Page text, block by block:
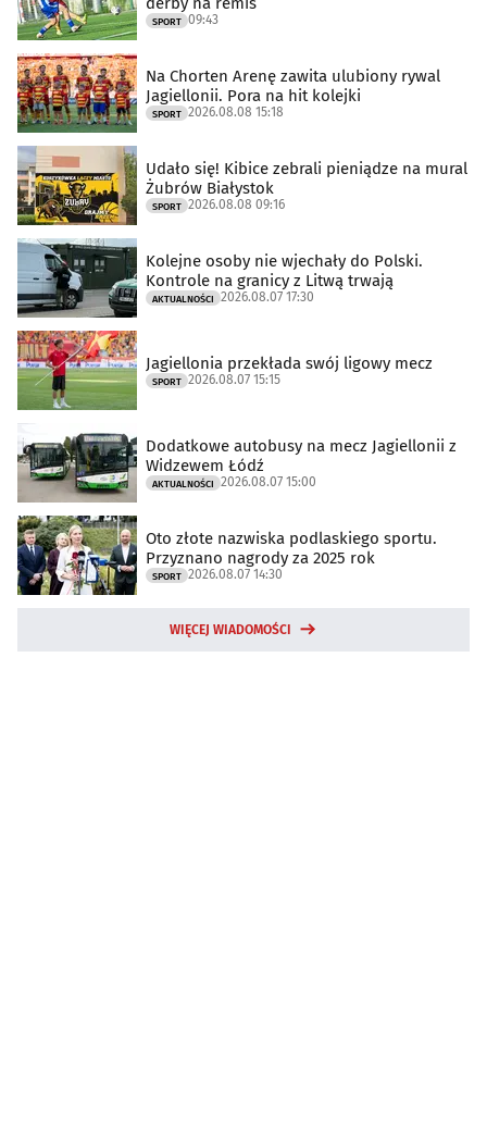
SPORT 09:43
Na Chorten Arenę zawita ulubiony rywal
Jagiellonii. Pora na hit kolejki
SPORT 2026.08.08 15:18
Udało się! Kibice zebrali pieniądze na mural
Żubrów Białystok
SPORT 2026.08.08 09:16
Kolejne osoby nie wjechały do Polski.
Kontrole na granicy z Litwą trwają
AKTUALNOŚCI 2026.08.07 17:30
Jagiellonia przekłada swój ligowy mecz
SPORT 2026.08.07 15:15
Dodatkowe autobusy na mecz Jagiellonii z
Widzewem Łódź
AKTUALNOŚCI 2026.08.07 15:00
Oto złote nazwiska podlaskiego sportu.
Przyznano nagrody za 2025 rok
SPORT 2026.08.07 14:30
WIĘCEJ WIADOMOŚCI